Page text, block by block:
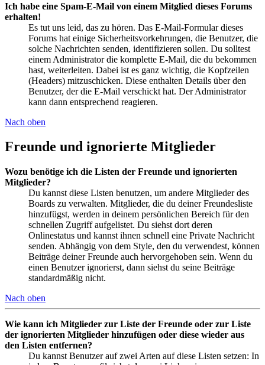
Ich habe eine Spam-E-Mail von einem Mitglied dieses Forums
erhalten!
Es tut uns leid, das zu hören. Das E-Mail-Formular dieses
Forums hat einige Sicherheitsvorkehrungen, die Benutzer, die
solche Nachrichten senden, identifizieren sollen. Du solltest
einem Administrator die komplette E-Mail, die du bekommen
hast, weiterleiten. Dabei ist es ganz wichtig, die Kopfzeilen
(Headers) mitzuschicken. Diese enthalten Details über den
Benutzer, der die E-Mail verschickt hat. Der Administrator
kann dann entsprechend reagieren.
Nach oben
Freunde und ignorierte Mitglieder
Wozu benötige ich die Listen der Freunde und ignorierten
Mitglieder?
Du kannst diese Listen benutzen, um andere Mitglieder des
Boards zu verwalten. Mitglieder, die du deiner Freundesliste
hinzufügst, werden in deinem persönlichen Bereich für den
schnellen Zugriff aufgelistet. Du siehst dort deren
Onlinestatus und kannst ihnen schnell eine Private Nachricht
senden. Abhängig von dem Style, den du verwendest, können
Beiträge deiner Freunde auch hervorgehoben sein. Wenn du
einen Benutzer ignorierst, dann siehst du seine Beiträge
standardmäßig nicht.
Nach oben
Wie kann ich Mitglieder zur Liste der Freunde oder zur Liste
der ignorierten Mitglieder hinzufügen oder diese wieder aus
den Listen entfernen?
Du kannst Benutzer auf zwei Arten auf diese Listen setzen: In